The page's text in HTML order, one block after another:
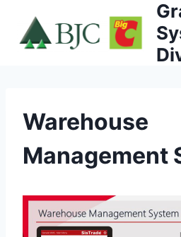
content
Warehouse
Management